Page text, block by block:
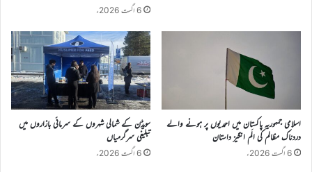
6 اگست 2026ء
اسلامی جمہوریہ پاکستان میں احمدیوں پر ہونے والے
دردناک مظالم کی الَم انگیز داستان
6 اگست 2026ء
سویڈن کے شمالی شہروں کے سرمائی بازاروں میں
تبلیغی سرگرمیاں
6 اگست 2026ء